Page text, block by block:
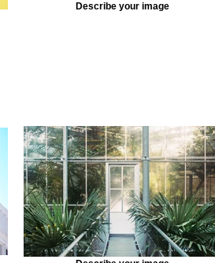
Describe your image